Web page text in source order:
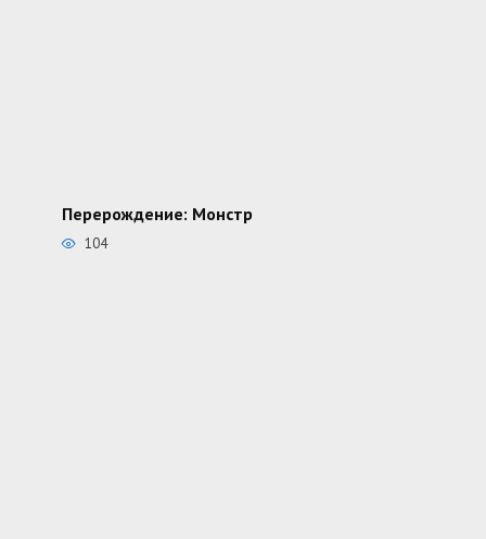
Перерождение: Монстр
104